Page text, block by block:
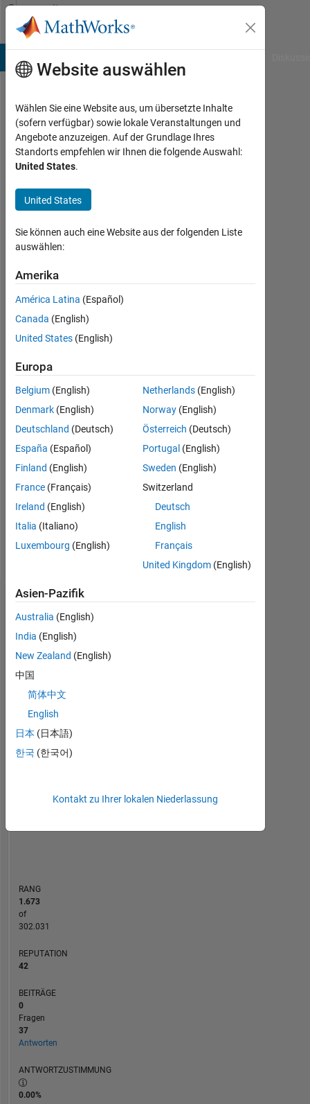
Weiter zum Inhalt
Community
Profile
Vineeth
Kartha
MathWorks
seen: 6
Monate
|
seit
2015
0
Following:
0
Follow
Nachricht
I'm
an
Support
Engineer
India
Pvt.
Ltd.
I
have
Masters
degree
in
Embedded
Systems.
own,
and
in
way
reflect
of
MathWorks
Dashboard
Statistik
All MATLAB Answers
BEITRÄGE 10
-4
-2
2
10
25
20
18
16 14
12
01/26
RANG
1.673
of
302.031
REPUTATION
42
BEITRÄGE
0
Fragen
37
Antworten
ANTWORTZUSTIMMUNG
0.00%
Website auswählen
Wählen Sie eine Website aus, um übersetzte Inhalte
(sofern verfügbar) sowie lokale Veranstaltungen und
Angebote anzuzeigen. Auf der Grundlage Ihres
Standorts empfehlen wir Ihnen die folgende Auswahl:
United States.
United States
Sie können auch eine Website aus der folgenden Liste
auswählen:
Amerika
América Latina (Español)
Canada (English)
United States (English)
Europa
Belgium (English)
Denmark (English)
Deutschland (Deutsch)
España (Español)
Finland (English)
France (Français)
Ireland (English)
Italia (Italiano)
Luxembourg (English)
Netherlands (English)
Norway (English)
Österreich (Deutsch)
Portugal (English)
Sweden (English)
Switzerland
Deutsch
English
Français
United Kingdom (English)
Asien-Pazifik
Australia (English)
India (English)
New Zealand (English)
中国
简体中文
English
日本 (日本語)
한국 (한국어)
Kontakt zu Ihrer lokalen Niederlassung